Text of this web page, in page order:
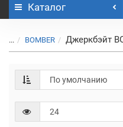
Каталог
... BOMBER Джеркбэйт